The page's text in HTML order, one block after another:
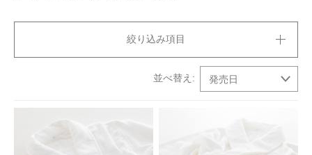
カテゴリから探す
お買い物ガイド
International Shipping
絞り込み項目